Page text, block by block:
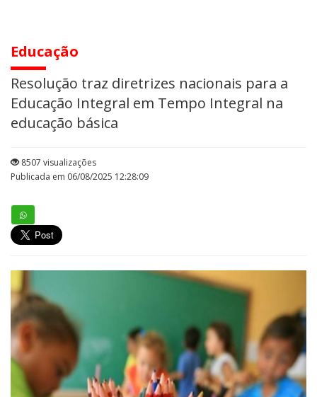
Educação
Resolução traz diretrizes nacionais para a
Educação Integral em Tempo Integral na
educação básica
8507 visualizações
Publicada em 06/08/2025 12:28:09